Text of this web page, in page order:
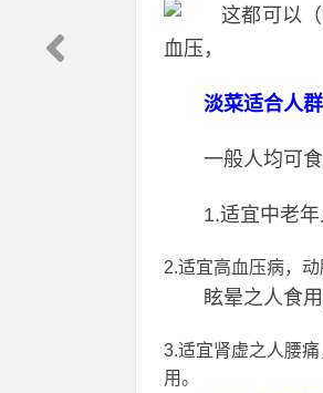
淡菜适合人群
一般人均可
1.适宜中老
2.适宜高血压病，动
眩晕之人食用
3.适宜肾虚之人腰痛
用。